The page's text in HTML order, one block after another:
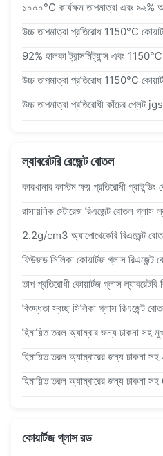
উচ্চ তাপমাত্রা প্রতিরোধী কাঁচের প্লেট
ল্যাবরেটরি রেজেন্ট বোতল
কারখানার কাস্টম ক্ষয় প্রতিরোধী
রাসায়নিক স্টোরেজ রিএজেন্ট বোতল গ্লাস
ফিউজড সিলিকা কোয়ার্টজ গ্লাস রিএজেন্ট
তাপ প্রতিরোধী কোয়ার্টজ গ্লাস
হিমায়িত তরল অ্যাম্বার জন্য ঢাকনা সহ
কোয়ার্টজ গ্লাস রড